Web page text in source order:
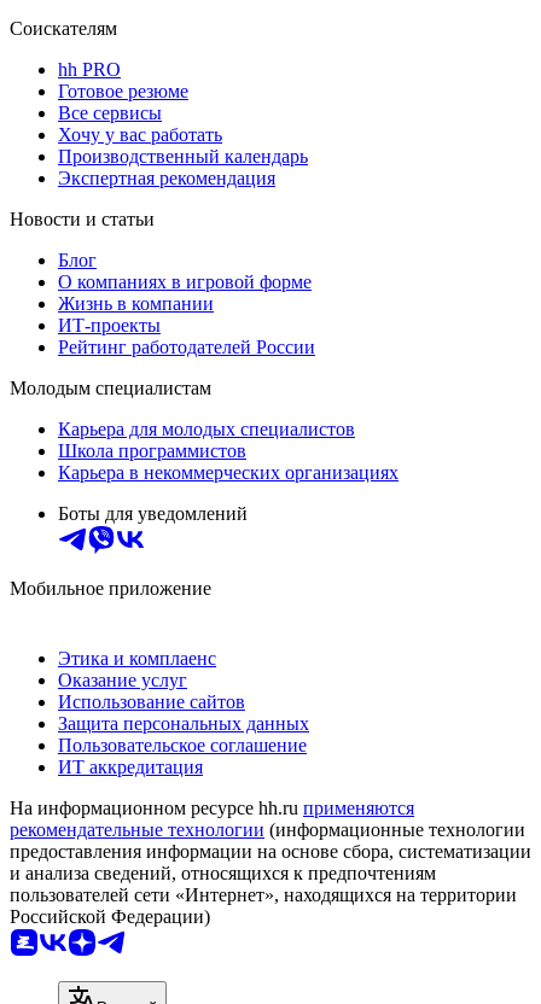
Соискателям
hh PRO
Готовое резюме
Все сервисы
Хочу у вас работать
Производственный календарь
Экспертная рекомендация
Новости и статьи
Блог
О компаниях в игровой форме
Жизнь в компании
ИТ-проекты
Рейтинг работодателей России
Молодым специалистам
Карьера для молодых специалистов
Школа программистов
Карьера в некоммерческих организациях
Боты для уведомлений
Мобильное приложение
Этика и комплаенс
Оказание услуг
Использование сайтов
Защита персональных данных
Пользовательское соглашение
ИТ аккредитация
На информационном ресурсе hh.ru применяются
рекомендательные технологии (информационные технологии
предоставления информации на основе сбора, систематизации
и анализа сведений, относящихся к предпочтениям
пользователей сети «Интернет», находящихся на территории
Российской Федерации)